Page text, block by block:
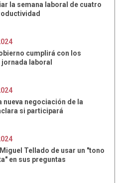
la semana laboral de cuatro
cumplirá con los
laboral
nueva negociación de la
si participará
Tellado de usar un "tono
en sus preguntas